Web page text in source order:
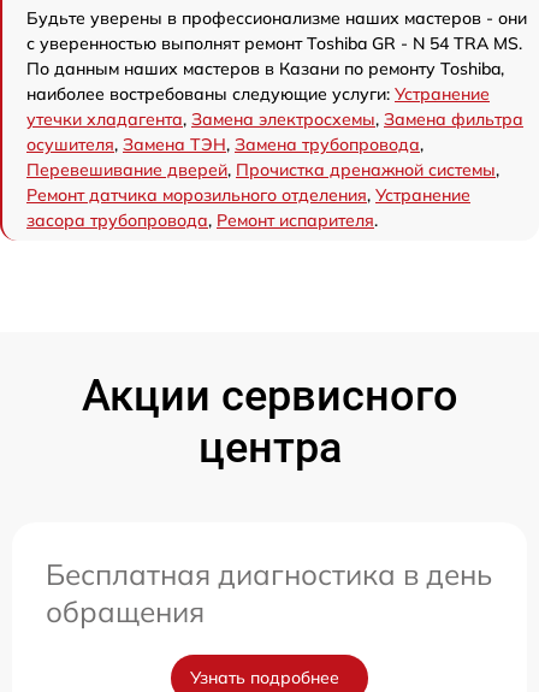
Будьте уверены в профессионализме наших мастеров - они
с уверенностью выполнят ремонт Toshiba GR - N 54 TRA MS.
По данным наших мастеров в Казани по ремонту Toshiba,
наиболее востребованы следующие услуги: Устранение
утечки хладагента, Замена электросхемы, Замена фильтра
осушителя, Замена ТЭН, Замена трубопровода,
Перевешивание дверей, Прочистка дренажной системы,
Ремонт датчика морозильного отделения, Устранение
засора трубопровода, Ремонт испарителя.
Акции сервисного
центра
Бесплатная диагностика в день
обращения
Узнать подробнее